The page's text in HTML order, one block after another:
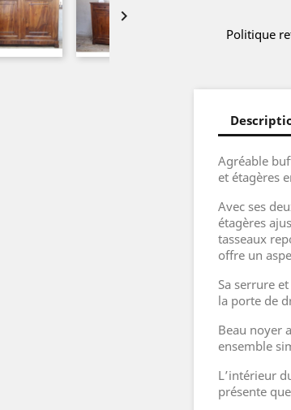

Politique
Agréable
et étagères
Avec ses
étagères
tasseaux
offre un
Sa serrure
la porte de
Beau noyer
ensemble
L’intérieur
présente